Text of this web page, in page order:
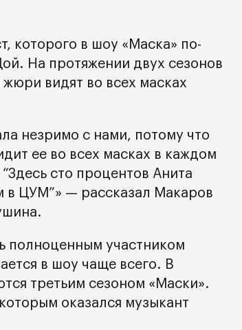
которого в шоу «Маска» по-
На протяжении двух сезонов
видят во всех масках
незримо с нами, потому что
ее во всех масках в каждом
сто процентов Анита
в ЦУМ”» — рассказал Макаров
полноценным участником
в шоу чаще всего. В
третьим сезоном «Маски».
оказался музыкант